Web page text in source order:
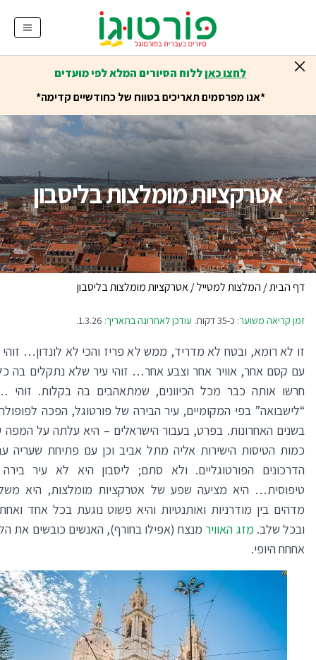
לחצו כאןללוח הסיורים המלא לפי מועדים
*אנו מפרסמים תאריכים בטווח של כחודשיים קדימה*
אטרקציות מומלצות בליסבון
דף הבית/ המלצות למטייל/אטרקציות מומלצות בליסבון
זמן קריאה משוער: כ-35 דקות. עודכן לאחרונה בתאריך:
זו לא רומא, ובטח לא מדריד, ממש לא פריז והכי לא לונדון…
עם קסם אחר, אוויר אחר וצבע אחר… זוהי עיר שלא נתקלים בה
חרשו אותה כבר מכל הכיוונים, שמתאהבים בה בקלות.
“לישבואה” בפי המקומיים, עיר הבירה של פורטוגל, הפכה
בשנים האחרונות. בפרט, בעבור הישראלים – היא עלתה על
כמות הטיסות הישירות אליה מתל אביב וכן עם פתיחת שעריה
הדרכונים הפורטוגליים. ולא סתם; ליסבון היא לא עיר בירה
טיפוסית… היא מציעה שפע של אטרקציות מומלצות, היא
מדהים בין מודרניות ואותנטיות והיא פשוט נוגעת בכל אחד
ובכל שלב. מזג האווירמנצח (אפילו בחורף), האנשים כובשים את
אחחח היופי.